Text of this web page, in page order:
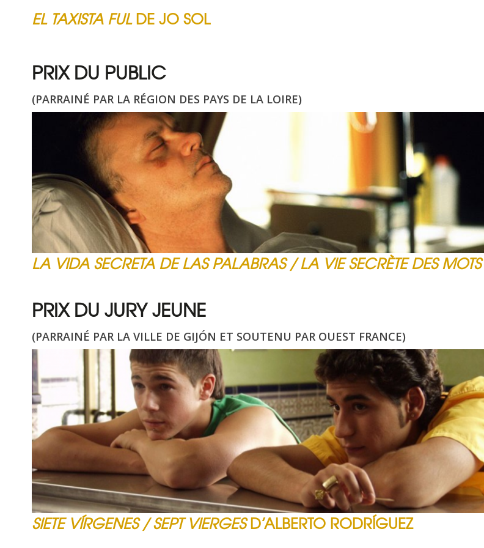
EL TAXISTA FULDE JO SOL
PRIX DU PUBLIC
(PARRAINÉ PAR LA RÉGION DES PAYS DE LA LOIRE)
LA VIDA SECRETA DE LAS PALABRAS / LA VIE SECRÈTE DES MOTS
PRIX DU JURY JEUNE
(PARRAINÉ PAR LA VILLE DE GIJÓN ET SOUTENU PAR OUEST FRANCE)
SIETE VÍRGENES / SEPT VIERGESD’ALBERTO RODRÍGUEZ